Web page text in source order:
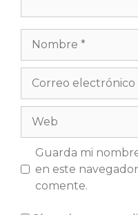
Guarda mi
en este
comente.